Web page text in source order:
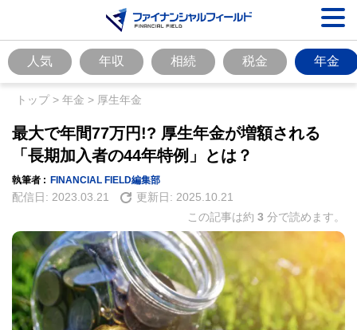
人気 年収 相続 税金 年金
トップ> 年金 > 厚生年金
最大で年間77万円!? 厚生年金が増額される
「長期加入者の44年特例」とは？
執筆者 : FINANCIAL FIELD編集部
配信日: 2023.03.21 更新日: 2025.10.21
この記事は約 3 分で読めます。